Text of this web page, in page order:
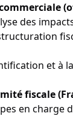
des
et à
fiscale
en charge